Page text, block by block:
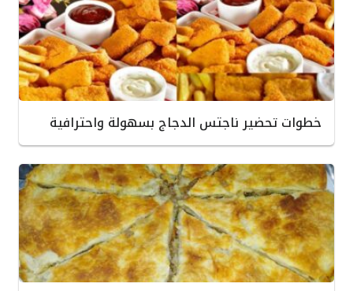
خطوات تحضير ناجتس الدجاج بسهولة واحترافية